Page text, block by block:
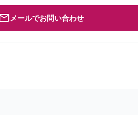
メールでお問い合わせ